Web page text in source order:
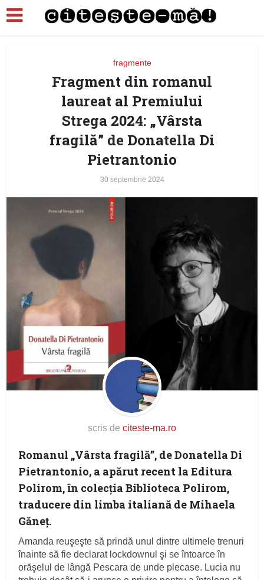
fragmente
Fragment din romanul
laureat al Premiului
Strega 2024: „Vârsta
fragilă” de Donatella Di
Pietrantonio
30 septembrie 2024
scris de citeste-ma.ro
Romanul „Vârsta fragilă”, de Donatella Di
Pietrantonio, a apărut recent la Editura
Polirom, în colecţia Biblioteca Polirom,
traducere din limba italiană de Mihaela
Găneț.
Amanda reuşeşte să prindă unul dintre ultimele trenuri
înainte să fie declarat lockdownul şi se întoarce în
orăşelul de lângă Pescara de unde plecase. Lucia nu